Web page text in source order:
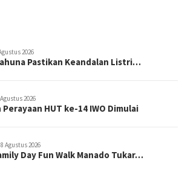
2026
Pastikan Keandalan Listri…
2026
Perayaan HUT ke-14 IWO Dimulai
8 Agustus 2026
Day Fun Walk Manado Tukar…